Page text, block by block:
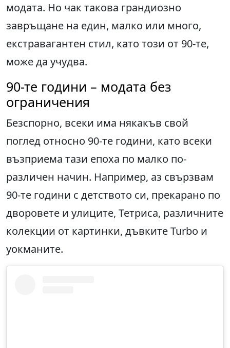
модата. Но чак такова грандиозно
завръщане на един, малко или много,
екстравагантен стил, като този от 90-те,
може да учудва.
90-те години – модата без
ограничения
Безспорно, всеки има някакъв свой
поглед относно 90-те години, като всеки
възприема тази епоха по малко по-
различен начин. Например, аз свързвам
90-те години с детството си, прекарано по
дворовете и улиците, Тетриса, различните
колекции от картинки, дъвките Turbo и
уокманите.